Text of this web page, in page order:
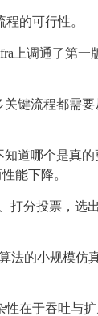
的可行性。
上调通了第一
键流程都需要
知道哪个是真的
能下降。
打分投票，选
法的小规模仿
性在于吞吐与